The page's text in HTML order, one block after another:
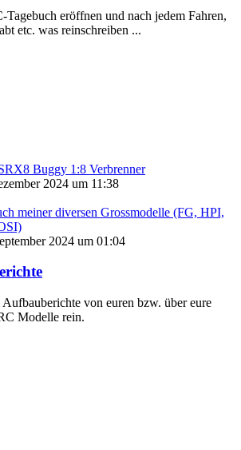
eröffnen und nach jedem Fahren,
etc. was reinschreiben ...
Buggy 1:8 Verbrenner
2024 um 11:38
meiner diversen Grossmodelle (FG, HPI,
2024 um 01:04
von euren bzw. über eure
Modelle rein.